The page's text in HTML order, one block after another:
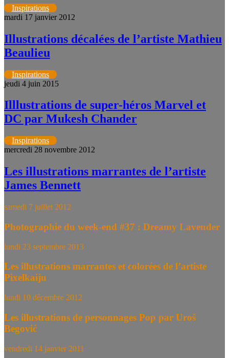
Inspirations
mardi 17 janvier 2012
Illustrations décalées de l’artiste Mathieu
Beaulieu
Inspirations
jeudi 4 juin 2015
Illlustrations de super-héros Marvel et
DC par Mukesh Chander
Inspirations
mercredi 28 novembre 2012
Les illustrations marrantes de l’artiste
James Bennett
samedi 7 juillet 2012
Photographie du week-end #37 : Dreamy Lavender
lundi 23 septembre 2013
Les illustrations marrantes et colorées de l’artiste
Pixelkaiju
lundi 10 décembre 2012
Les illustrations de personnages Pop par Uroš
Begović
vendredi 14 janvier 2011